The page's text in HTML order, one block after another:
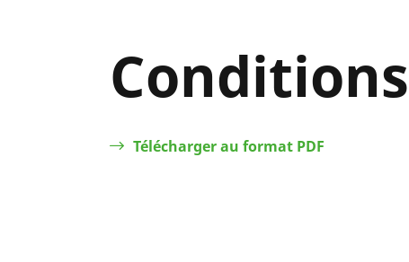
Télécharger au format PDF